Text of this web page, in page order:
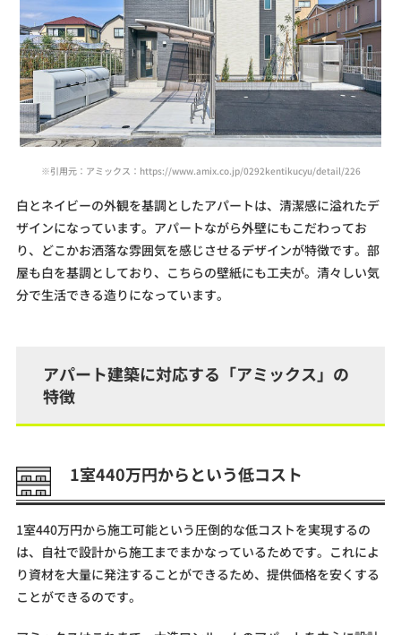
※引用元：アミックス：https://www.amix.co.jp/0292kentikucyu/detail/226
白とネイビーの外観を基調としたアパートは、清潔感に溢れたデ
ザインになっています。アパートながら外壁にもこだわってお
り、どこかお洒落な雰囲気を感じさせるデザインが特徴です。部
屋も白を基調としており、こちらの壁紙にも工夫が。清々しい気
分で生活できる造りになっています。
アパート建築に対応する「アミックス」の
特徴
1室440万円からという低コスト
1室440万円から施工可能という圧倒的な低コストを実現するの
は、自社で設計から施工までまかなっているためです。これによ
り資材を大量に発注することができるため、提供価格を安くする
ことができるのです。